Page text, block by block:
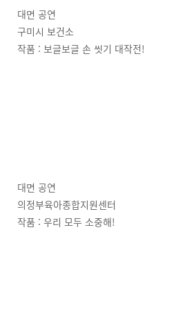
대면 공연
구미시 보건소
작품 : 보글보글 손 씻기 대작전!
대면 공연
의정부육아종합지원센터
작품 : 우리 모두 소중해!